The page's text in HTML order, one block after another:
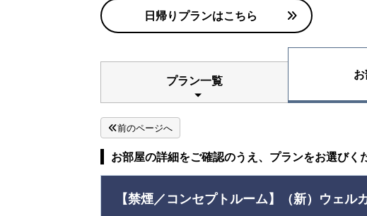
日帰りプランはこちら
プラン一覧
前のページへ
お部屋の詳細をご確認のうえ、プランをお選びく
【禁煙／コンセプトルーム】（新）ウェ